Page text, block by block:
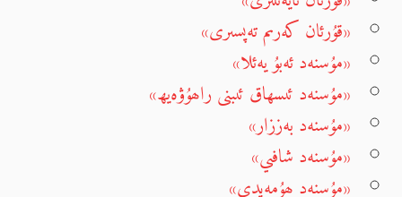
«قۇرئان كەرىم تەپسىرى»
«مۇسنەد ئەبۇ يەئلا»
«مۇسنەد ئىسھاق ئىبنى راھۇۋەيھ»
«مۇسنەد بەززار»
«مۇسنەد شافىي»
«مۇسنەد ھۇمەيدى»